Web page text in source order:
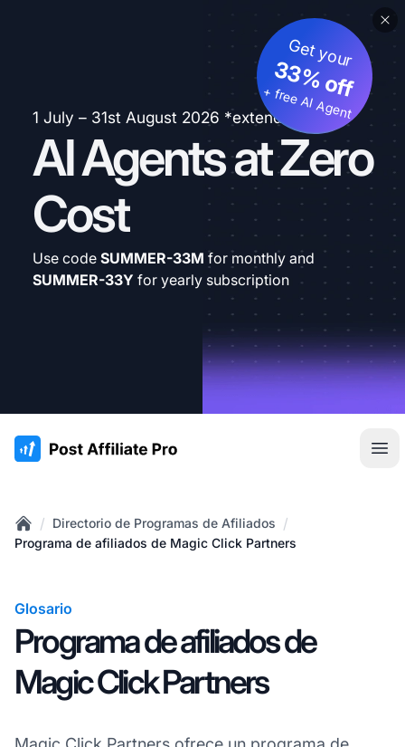
1 July – 31st August 2026 *extended
AI Agents at Zero
Cost
Get your
33% off
+ free AI Agent
Use code SUMMER-33M for monthly and
SUMMER-33Y for yearly subscription
:site.title
Home
/ Directorio de Programas de Afiliados /
Programa de afiliados de Magic Click Partners
Glosario
Programa de afiliados de
Magic Click Partners